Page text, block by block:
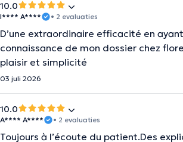
10.0
I**** A**** • 2 evaluaties
D’une extraordinaire efficacité en
connaissance de mon dossier chez
plaisir et simplicité
03 juli 2026
10.0
A**** A**** • 2 evaluaties
Toujours à l’écoute du patient.Des